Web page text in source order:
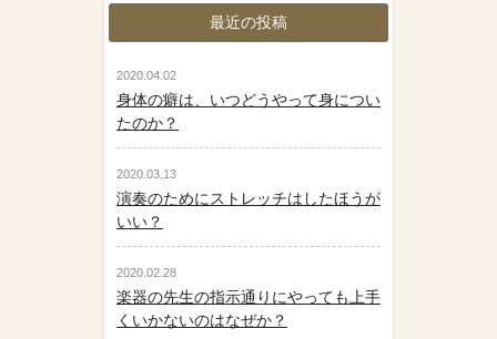
最近の投稿
2020.04.02
身体の癖は、いつどうやって身につい
たのか？
2020.03.13
演奏のためにストレッチはしたほうが
いい？
2020.02.28
楽器の先生の指示通りにやっても上手
くいかないのはなぜか？